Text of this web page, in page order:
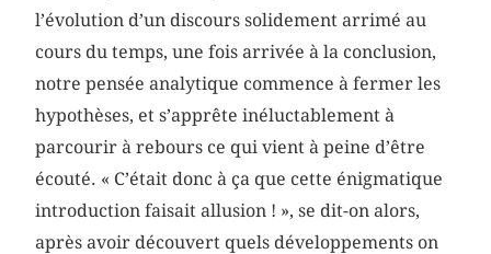
l’évolution d’un discours solidement arrimé au
cours du temps, une fois arrivée à la conclusion,
notre pensée analytique commence à fermer les
hypothèses, et s’apprête inéluctablement à
parcourir à rebours ce qui vient à peine d’être
écouté. « C’était donc à ça que cette énigmatique
introduction faisait allusion ! », se dit-on alors,
après avoir découvert quels développements on